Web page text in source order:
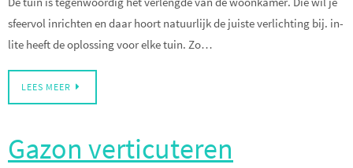
sfeervol inrichten en daar hoort natuurlijk de juiste verlichting bij. in-
lite heeft de oplossing voor elke tuin. Zo…
LEES MEER
Gazon verticuteren